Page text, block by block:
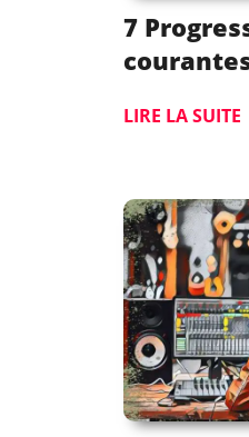
7
LIRE LA SUITE